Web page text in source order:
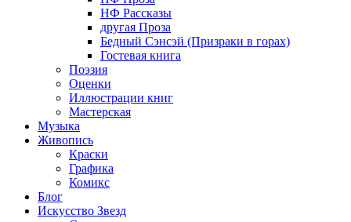
НФ Рассказы
другая Проза
Бедный Сэнсэй (Призраки в горах)
Гостевая книга
Поэзия
Оценки
Иллюстрации книг
Мастерская
Музыка
Живопись
Краски
Графика
Комикс
Блог
Искусство Звезд